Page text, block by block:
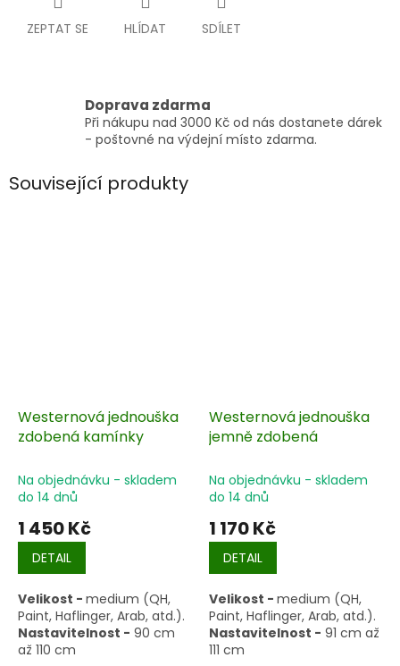
ZEPTAT SE HLÍDAT SDÍLET
Doprava zdarma
Při nákupu nad 3000 Kč od nás dostanete dárek
- poštovné na výdejní místo zdarma.
Související produkty
Westernová jednouška
zdobená kamínky
Na objednávku - skladem
do 14 dnů
1 450 Kč
DETAIL
Velikost - medium (QH,
Paint, Haflinger, Arab, atd.).
Nastavitelnost - 90 cm
až 110 cm
Westernová jednouška
jemně zdobená
Na objednávku - skladem
do 14 dnů
1 170 Kč
DETAIL
Velikost - medium (QH,
Paint, Haflinger, Arab, atd.).
Nastavitelnost - 91 cm až
111 cm